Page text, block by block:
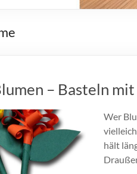
– Basteln
Wer
hält